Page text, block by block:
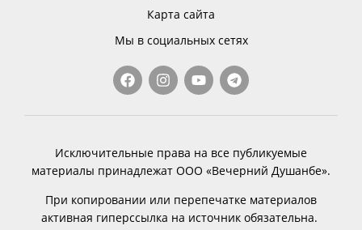
Карта сайта
Мы в социальных сетях
Исключительные права на все публикуемые
материалы принадлежат ООО «Вечерний Душанбе».
При копировании или перепечатке материалов
активная гиперссылка на источник обязательна.